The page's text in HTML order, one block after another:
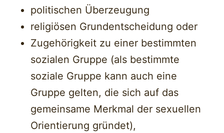
politischen Überzeugung
religiösen Grundentscheidung oder
Zugehörigkeit zu einer bestimmten
sozialen Gruppe (als bestimmte
soziale Gruppe kann auch eine
Gruppe gelten, die sich auf das
gemeinsame Merkmal der sexuellen
Orientierung gründet),